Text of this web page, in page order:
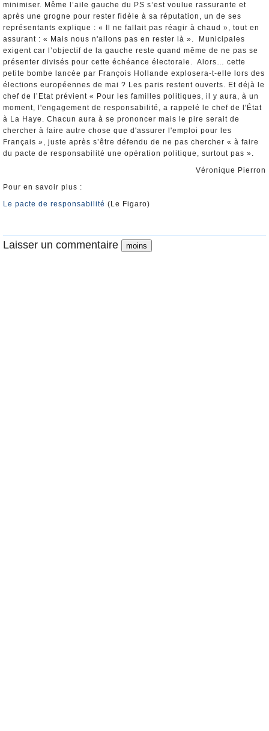
minimiser. Même l’aile gauche du PS s’est voulue rassurante et
après une grogne pour rester fidèle à sa réputation, un de ses
représentants explique : « Il ne fallait pas réagir à chaud », tout en
assurant : « Mais nous n'allons pas en rester là ». Municipales
exigent car l’objectif de la gauche reste quand même de ne pas se
présenter divisés pour cette échéance électorale. Alors… cette
petite bombe lancée par François Hollande explosera-t-elle lors des
élections européennes de mai ? Les paris restent ouverts. Et déjà le
chef de l’Etat prévient « Pour les familles politiques, il y aura, à un
moment, l'engagement de responsabilité, a rappelé le chef de l'État
à La Haye. Chacun aura à se prononcer mais le pire serait de
chercher à faire autre chose que d'assurer l'emploi pour les
Français », juste après s’être défendu de ne pas chercher « à faire
du pacte de responsabilité une opération politique, surtout pas ».
Véronique Pierron
Pour en savoir plus :
Le pacte de responsabilité (Le Figaro)
Laisser un commentaire